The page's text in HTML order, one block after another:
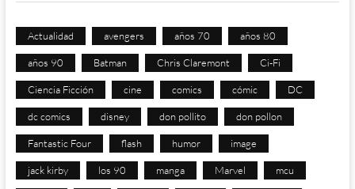
Actualidad avengers años 70 años 80
años 90 Batman Chris Claremont Ci-Fi
Ciencia Ficción cine comics cómic DC
dc comics disney don pollito don pollon
Fantastic Four flash humor image
jack kirby los 90 manga Marvel mcu